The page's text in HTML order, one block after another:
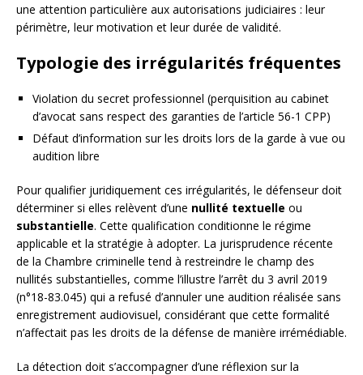
une attention particulière aux autorisations judiciaires : leur
périmètre, leur motivation et leur durée de validité.
Typologie des irrégularités fréquentes
Violation du secret professionnel (perquisition au cabinet
d’avocat sans respect des garanties de l’article 56-1 CPP)
Défaut d’information sur les droits lors de la garde à vue ou
audition libre
Pour qualifier juridiquement ces irrégularités, le défenseur doit
déterminer si elles relèvent d’une nullité textuelle ou
substantielle. Cette qualification conditionne le régime
applicable et la stratégie à adopter. La jurisprudence récente
de la Chambre criminelle tend à restreindre le champ des
nullités substantielles, comme l’illustre l’arrêt du 3 avril 2019
(n°18-83.045) qui a refusé d’annuler une audition réalisée sans
enregistrement audiovisuel, considérant que cette formalité
n’affectait pas les droits de la défense de manière irrémédiable.
La détection doit s’accompagner d’une réflexion sur la